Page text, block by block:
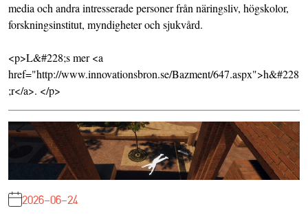
media och andra intresserade personer från näringsliv, högskolor,
forskningsinstitut, myndigheter och sjukvård.
<p>L&#228;s mer <a
href="http://www.innovationsbron.se/Bazment/647.aspx">h&#228
;r</a>. </p>
2026-06-24